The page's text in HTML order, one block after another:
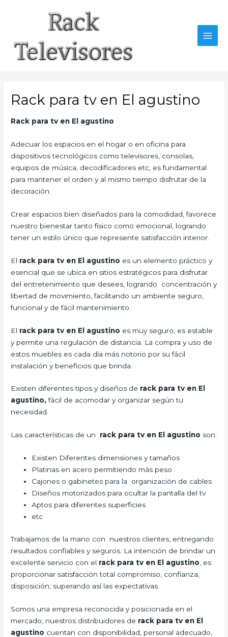
Rack para tv en El agustino
Rack para tv en El agustino
Adecuar los espacios en el hogar o en oficina para
dispositivos tecnológicos como televisores, consolas,
equipos de música, decodificadores etc, es fundamental
para mantener el orden y al mismo tiempo disfrutar de la
decoración.
Crear espacios bien diseñados para la comodidad, favorece
nuestro bienestar tanto físico como emocional, logrando
tener un estilo único que represente satisfacción interior.
El rack para tv en El agustino es un elemento práctico y
esencial que se ubica en sitios estratégicos para disfrutar
del entretenimiento que desees, logrando concentración y
libertad de movimiento, facilitando un ambiente seguro,
funcional y de fácil mantenimiento.
El rack para tv en El agustino es muy seguro, es estable
y permite una regulación de distancia. La compra y uso de
estos muebles es cada día más notorio por su fácil
instalación y beneficios que brinda.
Existen diferentes tipos y diseños de rack para tv en El
agustino,fácil de acomodar y organizar según tu
necesidad.
Las características de un rack para tv en El agustino son:
Existen Diferentes dimensiones y tamaños
Platinas en acero permitiendo más peso
Cajones o gabinetes para la organización de cables
Diseños motorizados para ocultar la pantalla del tv
Aptos para diferentes superficies
etc
Trabajamos de la mano con nuestros clientes, entregando
resultados confiables y seguros. La intención de brindar un
excelente servicio con el rack para tv en El agustino , es
proporcionar satisfacción total compromiso, confianza,
disposición, superando así las expectativas.
Somos una empresa reconocida y posicionada en el
mercado, nuestros distribuidores de rack para tv en El
agustino cuentan con disponibilidad, personal adecuado,